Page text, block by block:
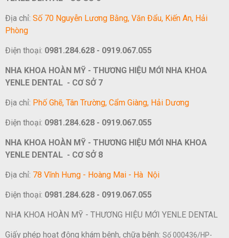
Địa chỉ: Số 70 Nguyễn Lương Bằng, Văn Đẩu, Kiến An, Hải
Phòng
Điện thoại: 0981.284.628 - 0919.067.055
NHA KHOA HOÀN MỸ - THƯƠNG HIỆU MỚI NHA KHOA
YENLE DENTAL - CƠ SỞ 7
Địa chỉ: Phố Ghẽ, Tân Trường, Cẩm Giàng, Hải Dương
Điện thoại: 0981.284.628 - 0919.067.055
NHA KHOA HOÀN MỸ - THƯƠNG HIỆU MỚI NHA KHOA
YENLE DENTAL - CƠ SỞ 8
Địa chỉ: 78 Vĩnh Hưng - Hoàng Mai - Hà Nội
Điện thoại: 0981.284.628 - 0919.067.055
NHA KHOA HOÀN MỸ - THƯƠNG HIỆU MỚI YENLE DENTAL
Giấy phép hoạt động khám bệnh, chữa bệnh: Số 000436/HP-